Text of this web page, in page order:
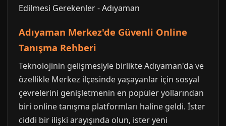
Adıyaman Merkez'de Güvenli Online
Tanışma Rehberi
Teknolojinin gelişmesiyle birlikte Adıyaman'da ve
özellikle Merkez ilçesinde yaşayanlar için sosyal
çevrelerini genişletmenin en popüler yollarından
biri online tanışma platformları haline geldi. İster
ciddi bir ilişki arayışında olun, ister yeni